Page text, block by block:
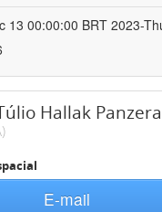
13 00:00:00 BRT 2023-
Hallak Panzera
E-mail